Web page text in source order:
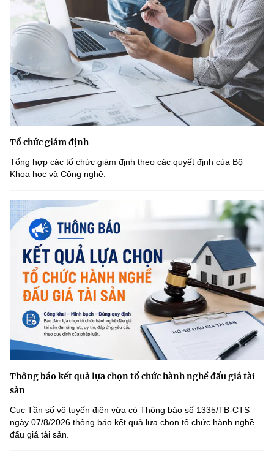
Tổ chức giám định
Tổng hợp các tổ chức giám định theo các quyết định của Bộ
Khoa học và Công nghệ.
Thông báo kết quả lựa chọn tổ chức hành nghề đấu giá tài
sản
Cục Tần số vô tuyến điện vừa có Thông báo số 1335/TB-CTS
ngày 07/8/2026 thông báo kết quả lựa chọn tổ chức hành nghề
đấu giá tài sản.